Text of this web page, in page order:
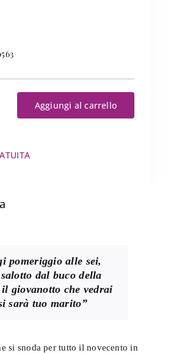
Aggiungi al carrello
pomeriggio alle sei,
dal buco della
giovanotto che vedrai
sarà tuo marito”
si snoda per tutto il novecento in